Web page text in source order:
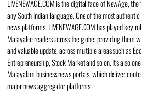
LIVENEWAGE.COM is the digital face of NewAge,
any South Indian language. One of the most
news platforms, LIVENEWAGE.COM has played key
Malayalee readers across the globe, providing them
and valuable update, across multiple areas such as
Entrepreneurship, Stock Market and so on. It's also
Malayalam business news portals, which deliver
major news aggregator platforms.